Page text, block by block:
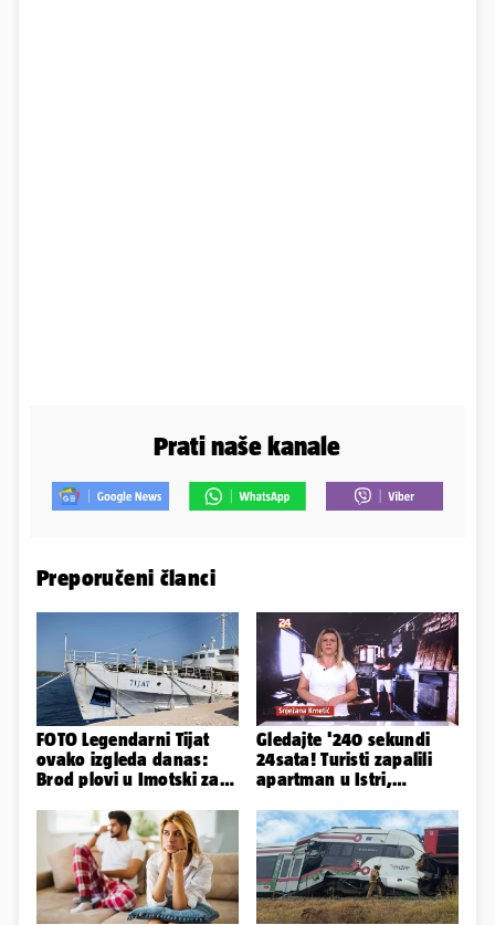
Prati naše kanale
Preporučeni članci
FOTO Legendarni Tijat
ovako izgleda danas:
Brod plovi u Imotski za
Gledajte '240 sekundi
24sata! Turisti zapalili
apartman u Istri,
završena'